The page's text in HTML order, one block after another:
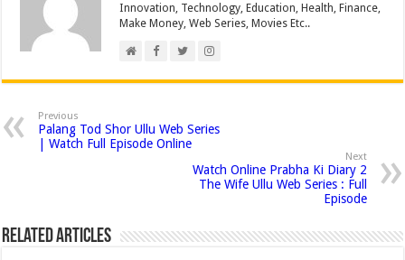
Innovation, Technology, Education, Health, Finance,
Make Money, Web Series, Movies Etc..
Previous
Palang Tod Shor Ullu Web Series
| Watch Full Episode Online
Next
Watch Online Prabha Ki Diary 2
The Wife Ullu Web Series : Full
Episode
Related Articles